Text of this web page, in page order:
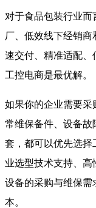
对于食品包装行业
厂、低效线下经销
速交付、精准适配、
工控电商是最优解。
如果你的企业需要采
常维保备件、设备故
套，都可以优先选择
业选型技术支持、
设备的采购与维保需
本。